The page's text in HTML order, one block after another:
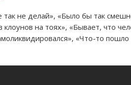
не делай», «Было бы так
на тоях», «Бывает, что
«Что-то пошло